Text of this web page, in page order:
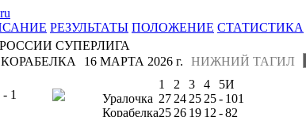
РЕЗУЛЬТАТЫ ПОЛОЖЕНИЕ СТАТИСТИКА
СУПЕРЛИГА
НИЖНИЙ ТАГИЛ
16 МАРТА 2026 г.
- 1
1 2 3 4 5И
Уралочка 27 24 25 25- 101
Корабелка25 26 19 12 -82